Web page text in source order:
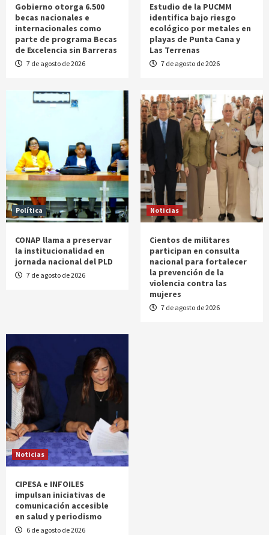
Gobierno otorga 6.500
becas nacionales e
internacionales como
parte de programa Becas
de Excelencia sin Barreras
7 de agosto de 2026
Estudio de la PUCMM
identifica bajo riesgo
ecológico por metales en
playas de Punta Cana y
Las Terrenas
7 de agosto de 2026
Política
CONAP llama a preservar
la institucionalidad en
jornada nacional del PLD
7 de agosto de 2026
Noticias
Cientos de militares
participan en consulta
nacional para fortalecer
la prevención de la
violencia contra las
mujeres
7 de agosto de 2026
Noticias
CIPESA e INFOILES
impulsan iniciativas de
comunicación accesible
en salud y periodismo
6 de agosto de 2026